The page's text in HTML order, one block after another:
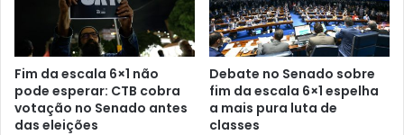
Fim da escala 6×1 não
pode esperar: CTB cobra
votação no Senado antes
das eleições
Debate no Senado sobre
fim da escala 6×1 espelha
a mais pura luta de
classes